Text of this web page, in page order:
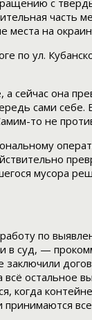
с
часть
на
по ул.
а сейчас она
сами
то не
мусора
по
в суд, —
заключили
всё
когда
принимаются